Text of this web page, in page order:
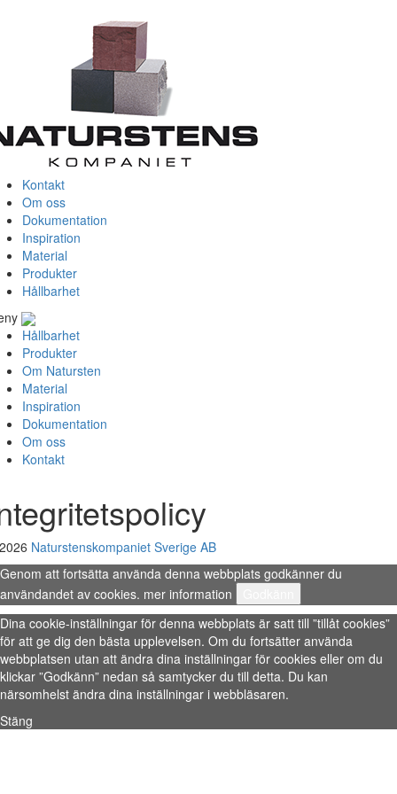
Kontakt
Om oss
Dokumentation
Inspiration
Material
Produkter
Hållbarhet
Hållbarhet
Produkter
Om Natursten
Material
Inspiration
Dokumentation
Om oss
Kontakt
Naturstenskompaniet Sverige AB
Genom att fortsätta använda denna webbplats godkänner du
användandet av cookies. mer information
Dina cookie-inställningar för denna webbplats är satt till ”tillåt cookies”
för att ge dig den bästa upplevelsen. Om du fortsätter använda
webbplatsen utan att ändra dina inställningar för cookies eller om du
klickar ”Godkänn” nedan så samtycker du till detta. Du kan
närsomhelst ändra dina inställningar i webbläsaren.
Stäng